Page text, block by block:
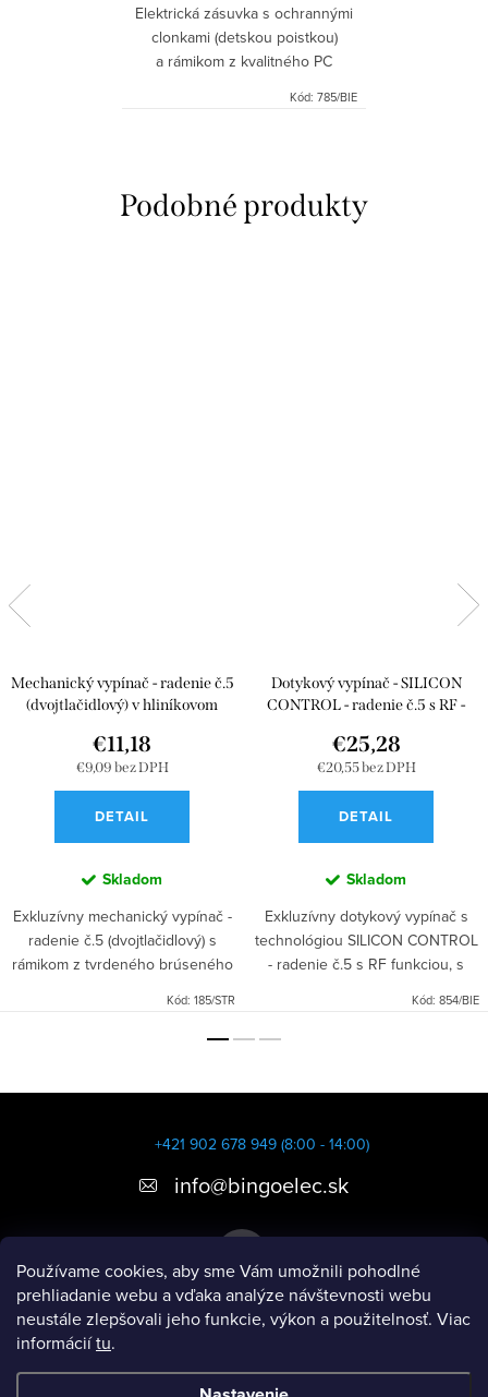
Používame cookies, aby sme Vám umožnili pohodlné
prehliadanie webu a vďaka analýze návštevnosti webu
neustále zlepšovali jeho funkcie, výkon a použitelnosť. Viac
informáciítu.
Elektrická zásuvka s ochrannými
clonkami (detskou poistkou)
a rámikom z kvalitného PC
Kód: 785/BIE
Mechanický vypínač - radenie č.5
(dvojtlačidlový) v hliníkovom
€9,09 bez DPH
€11,18
DETAIL
Skladom
Exkluzívny mechanický vypínač -
radenie č.5 (dvojtlačidlový) s
rámikom z tvrdeného brúseného
Kód: 185/STR
Dotykový vypínač - SILICON
CONTROL - radenie č.5 s RF -
€20,55 bez DPH
€25,28
DETAIL
Skladom
Exkluzívny dotykový vypínač s
technológiou SILICON CONTROL
- radenie č.5 s RF funkciou, s
bezpečnostného skla a modrým
indikačným LED podsvietením.
Kód: 854/BIE
t
+421 902 678 949 (8:00 - 14:00)
info@bingoelec.sk
Informácie pre vás